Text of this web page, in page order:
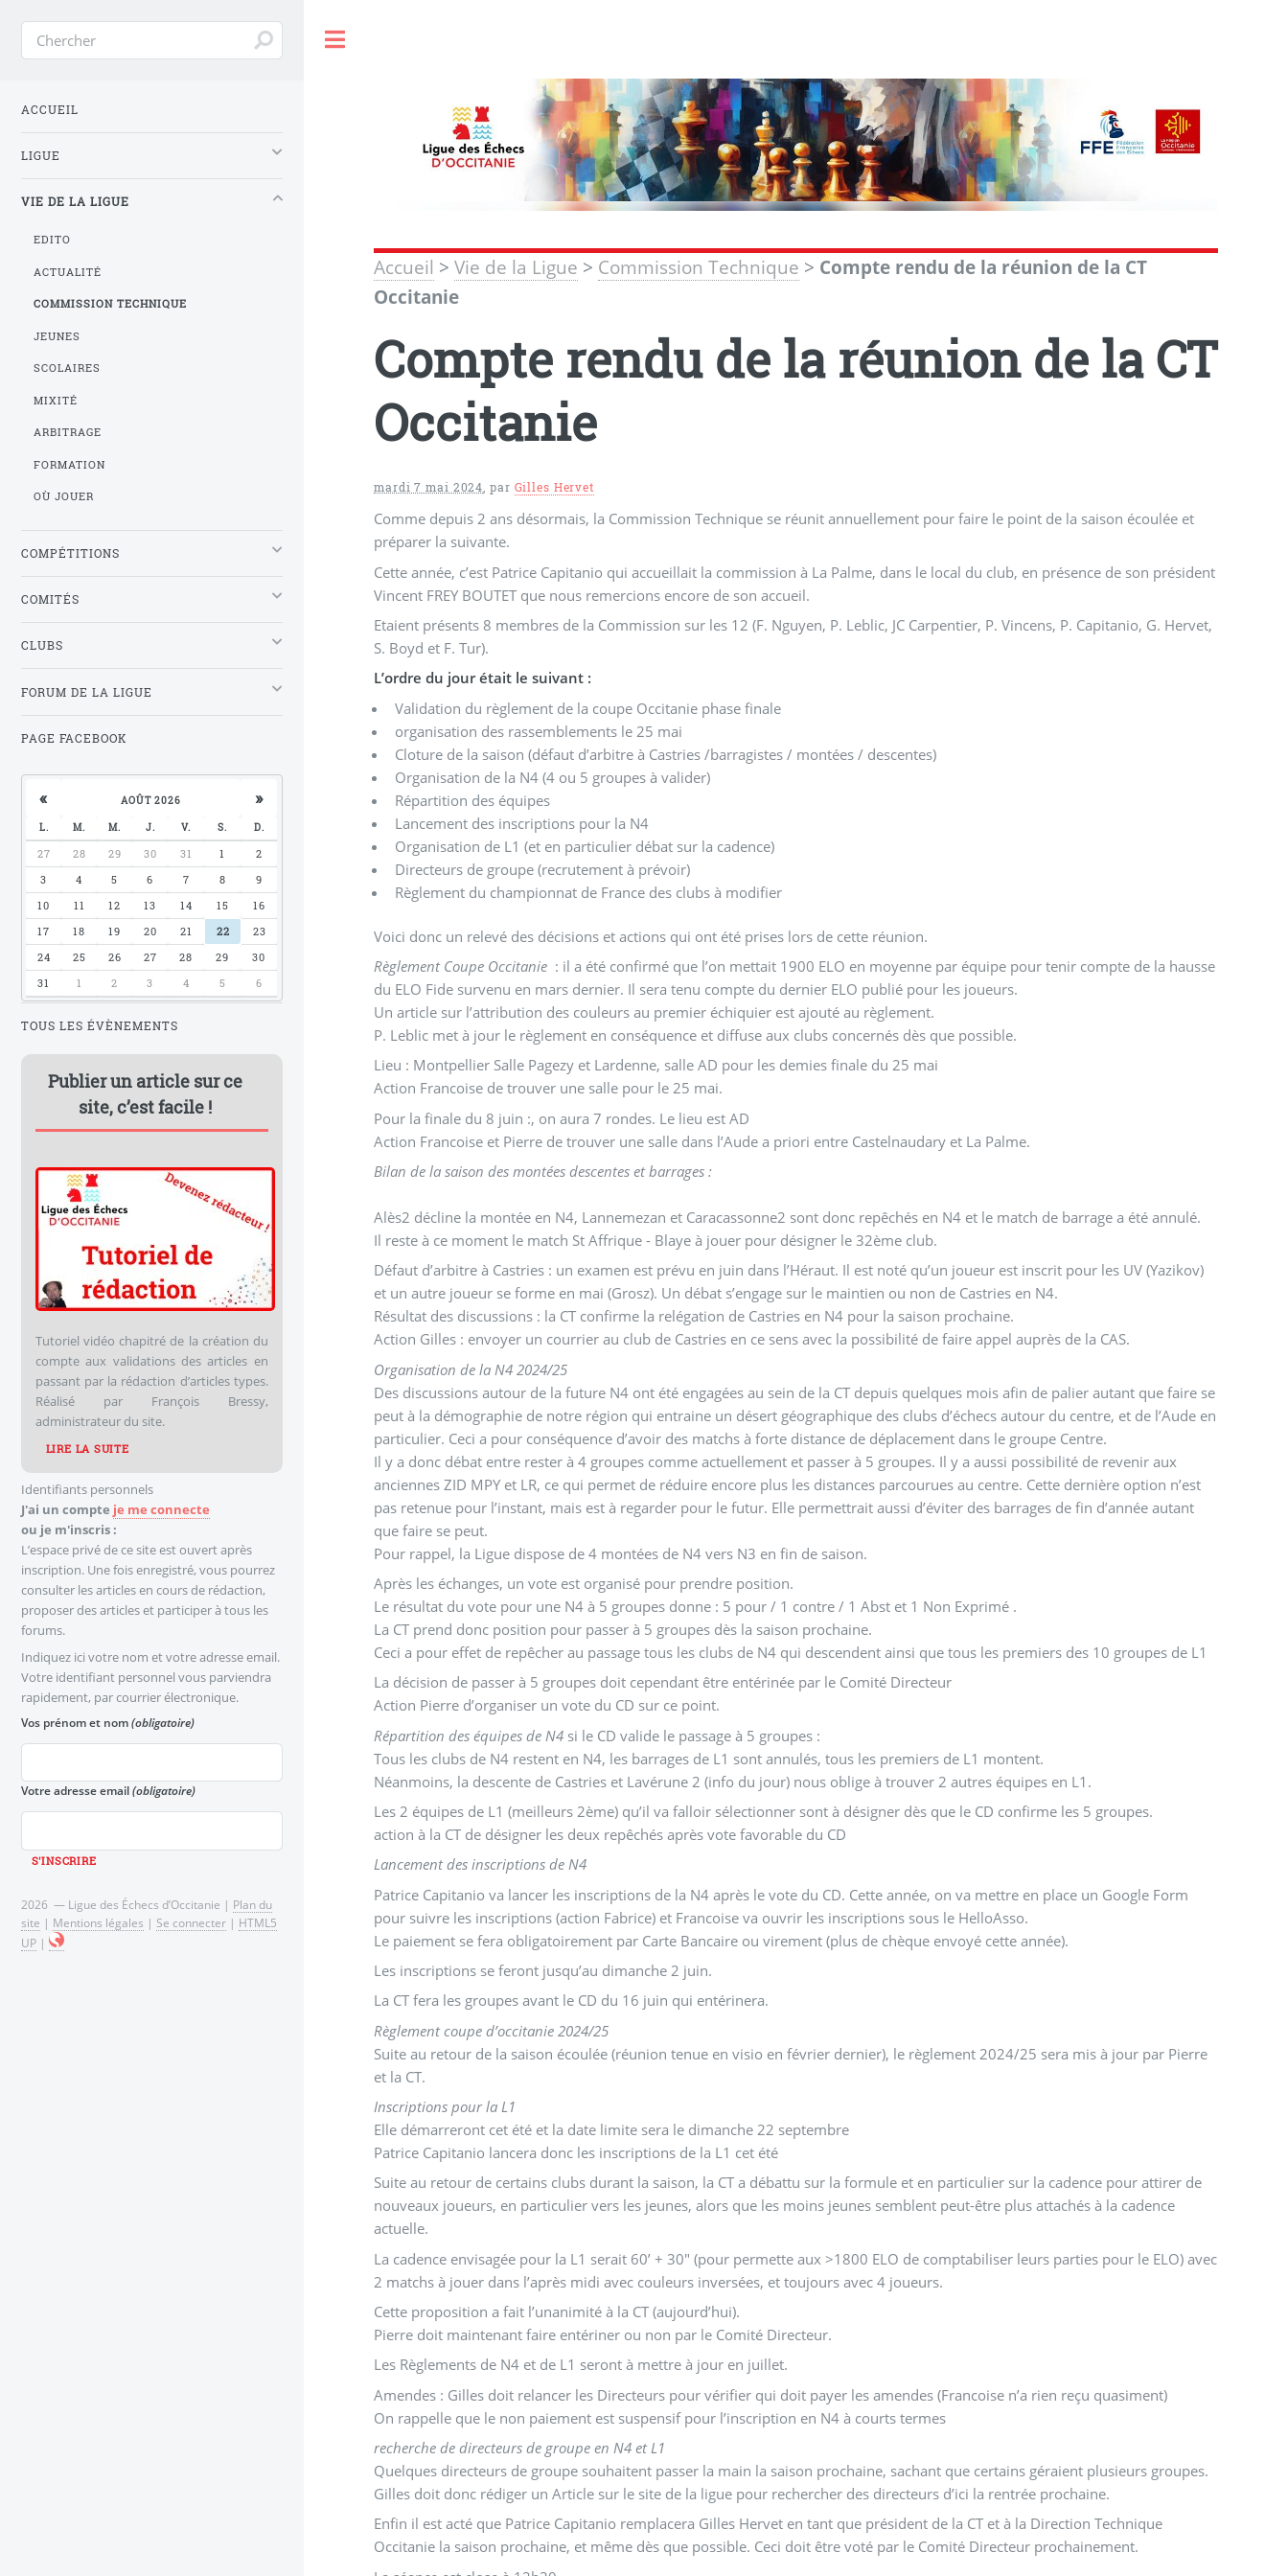
Accueil >Vie de la Ligue > Commission Technique > Compte rendu de la réunion de la CT
Occitanie
Compte rendu de la réunion de la CT
Occitanie
mardi 7 mai 2024 par Gilles Hervet
Comme depuis 2 ans désormais, la Commission Technique se réunit annuellement pour faire le point de la saison écoulée et
préparer la suivante.
Cette année, c’est Patrice Capitanio qui accueillait la commission à La Palme, dans le local du club, en présence de son président
Vincent FREY BOUTET que nous remercions encore de son accueil.
Etaient présents 8 membres de la Commission sur les 12 (F. Nguyen, P. Leblic, JC Carpentier, P. Vincens, P. Capitanio, G. Hervet,
S. Boyd et F. Tur).
L’ordre du jour était le suivant :
Validation du règlement de la coupe Occitanie phase finale
organisation des rassemblements le 25 mai
Cloture de la saison (défaut d’arbitre à Castries /barragistes / montées / descentes)
Organisation de la N4 (4 ou 5 groupes à valider)
Répartition des équipes
Lancement des inscriptions pour la N4
Organisation de L1 (et en particulier débat sur la cadence)
Directeurs de groupe (recrutement à prévoir)
Règlement du championnat de France des clubs à modifier
Voici donc un relevé des décisions et actions qui ont été prises lors de cette réunion.
Règlement Coupe Occitanie : il a été confirmé que l’on mettait 1900 ELO en moyenne par équipe pour tenir compte de la hausse
du ELO Fide survenu en mars dernier. Il sera tenu compte du dernier ELO publié pour les joueurs.
Un article sur l’attribution des couleurs au premier échiquier est ajouté au règlement.
P. Leblic met à jour le règlement en conséquence et diffuse aux clubs concernés dès que possible.
Lieu : Montpellier Salle Pagezy et Lardenne, salle AD pour les demies finale du 25 mai
Action Francoise de trouver une salle pour le 25 mai.
Pour la finale du 8 juin :, on aura 7 rondes. Le lieu est AD
Action Francoise et Pierre de trouver une salle dans l’Aude a priori entre Castelnaudary et La Palme.
Bilan de la saison des montées descentes et barrages :
Alès2 décline la montée en N4, Lannemezan et Caracassonne2 sont donc repêchés en N4 et le match de barrage a été annulé.
Il reste à ce moment le match St Affrique - Blaye à jouer pour désigner le 32ème club.
Défaut d’arbitre à Castries : un examen est prévu en juin dans l’Héraut. Il est noté qu’un joueur est inscrit pour les UV (Yazikov)
et un autre joueur se forme en mai (Grosz). Un débat s’engage sur le maintien ou non de Castries en N4.
Résultat des discussions : la CT confirme la relégation de Castries en N4 pour la saison prochaine.
Action Gilles : envoyer un courrier au club de Castries en ce sens avec la possibilité de faire appel auprès de la CAS.
Organisation de la N4 2024/25
Des discussions autour de la future N4 ont été engagées au sein de la CT depuis quelques mois afin de palier autant que faire se
peut à la démographie de notre région qui entraine un désert géographique des clubs d’échecs autour du centre, et de l’Aude en
particulier. Ceci a pour conséquence d’avoir des matchs à forte distance de déplacement dans le groupe Centre.
Il y a donc débat entre rester à 4 groupes comme actuellement et passer à 5 groupes. Il y a aussi possibilité de revenir aux
anciennes ZID MPY et LR, ce qui permet de réduire encore plus les distances parcourues au centre. Cette dernière option n’est
pas retenue pour l’instant, mais est à regarder pour le futur. Elle permettrait aussi d’éviter des barrages de fin d’année autant
que faire se peut.
Pour rappel, la Ligue dispose de 4 montées de N4 vers N3 en fin de saison.
Après les échanges, un vote est organisé pour prendre position.
Le résultat du vote pour une N4 à 5 groupes donne : 5 pour / 1 contre / 1 Abst et 1 Non Exprimé .
La CT prend donc position pour passer à 5 groupes dès la saison prochaine.
Ceci a pour effet de repêcher au passage tous les clubs de N4 qui descendent ainsi que tous les premiers des 10 groupes de L1
La décision de passer à 5 groupes doit cependant être entérinée par le Comité Directeur
Action Pierre d’organiser un vote du CD sur ce point.
Répartition des équipes de N4 si le CD valide le passage à 5 groupes :
Tous les clubs de N4 restent en N4, les barrages de L1 sont annulés, tous les premiers de L1 montent.
Néanmoins, la descente de Castries et Lavérune 2 (info du jour) nous oblige à trouver 2 autres équipes en L1.
Les 2 équipes de L1 (meilleurs 2ème) qu’il va falloir sélectionner sont à désigner dès que le CD confirme les 5 groupes.
action à la CT de désigner les deux repêchés après vote favorable du CD
Lancement des inscriptions de N4
Patrice Capitanio va lancer les inscriptions de la N4 après le vote du CD. Cette année, on va mettre en place un Google Form
pour suivre les inscriptions (action Fabrice) et Francoise va ouvrir les inscriptions sous le HelloAsso.
Le paiement se fera obligatoirement par Carte Bancaire ou virement (plus de chèque envoyé cette année).
Les inscriptions se feront jusqu’au dimanche 2 juin.
La CT fera les groupes avant le CD du 16 juin qui entérinera.
Règlement coupe d’occitanie 2024/25
Suite au retour de la saison écoulée (réunion tenue en visio en février dernier), le règlement 2024/25 sera mis à jour par Pierre
et la CT.
Inscriptions pour la L1
Elle démarreront cet été et la date limite sera le dimanche 22 septembre
Patrice Capitanio lancera donc les inscriptions de la L1 cet été
Suite au retour de certains clubs durant la saison, la CT a débattu sur la formule et en particulier sur la cadence pour attirer de
nouveaux joueurs, en particulier vers les jeunes, alors que les moins jeunes semblent peut-être plus attachés à la cadence
actuelle.
La cadence envisagée pour la L1 serait 60’ + 30" (pour permette aux >1800 ELO de comptabiliser leurs parties pour le ELO) avec
2 matchs à jouer dans l’après midi avec couleurs inversées, et toujours avec 4 joueurs.
Cette proposition a fait l’unanimité à la CT (aujourd’hui).
Pierre doit maintenant faire entériner ou non par le Comité Directeur.
Les Règlements de N4 et de L1 seront à mettre à jour en juillet.
Amendes : Gilles doit relancer les Directeurs pour vérifier qui doit payer les amendes (Francoise n’a rien reçu quasiment)
On rappelle que le non paiement est suspensif pour l’inscription en N4 à courts termes
recherche de directeurs de groupe en N4 et L1
Quelques directeurs de groupe souhaitent passer la main la saison prochaine, sachant que certains géraient plusieurs groupes.
Gilles doit donc rédiger un Article sur le site de la ligue pour rechercher des directeurs d’ici la rentrée prochaine.
Enfin il est acté que Patrice Capitanio remplacera Gilles Hervet en tant que président de la CT et à la Direction Technique
Occitanie la saison prochaine, et même dès que possible. Ceci doit être voté par le Comité Directeur prochainement.
ACCUEIL
LIGUE
VIE DE LA LIGUE
EDITO
ACTUALITÉ
COMMISSION TECHNIQUE
JEUNES
SCOLAIRES
MIXITÉ
ARBITRAGE
FORMATION
OÙ JOUER
COMPÉTITIONS
COMITÉS
CLUBS
FORUM DE LA LIGUE
PAGE FACEBOOK
« AOÛT 2026 »
L. M. M. J. V. S. D.
27 28 29 30 31 1
2
3
4 5 6 7 8
9
10
11 12 13 14 15
16
17
18 19 20 21 22
23
24
25 26 27 28 29
30
31
1 2 3 4 5 6
TOUS LES ÉVÈNEMENTS
Publier un article sur ce
site, c’est facile !
Tutoriel vidéo chapitré de la création du
compte aux validations des articles en
passant par la rédaction d’articles types.
Réalisé par François Bressy,
administrateur du site.
LIRE LA SUITE
J'ai un compte je me connecte
ou je m'inscris :
L’espace privé de ce site est ouvert après
inscription. Une fois enregistré, vous pourrez
consulter les articles en cours de rédaction,
proposer des articles et participer à tous les
forums.
Identifiants personnels
Indiquez ici votre nom et votre adresse email.
Votre identifiant personnel vous parviendra
rapidement, par courrier électronique.
Vos prénom et nom(obligatoire)
Votre adresse email(obligatoire)
2026 — Ligue des Échecs d’Occitanie | Plan du
site | Mentions légales | Se connecter | HTML5
UP |